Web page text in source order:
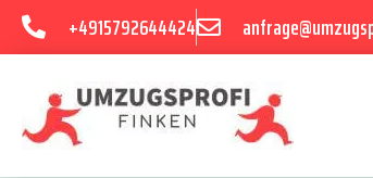
+4915792644424